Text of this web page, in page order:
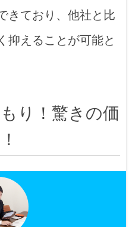
きており、他社と比
抑えることが可能と
り！驚きの価